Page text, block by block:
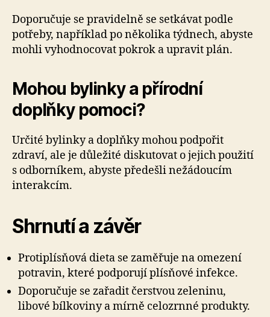
Doporučuje se pravidelně se setkávat podle
potřeby, například po několika týdnech, abyste
mohli vyhodnocovat pokrok a upravit plán.
Mohou bylinky a přírodní
doplňky pomoci?
Určité bylinky a doplňky mohou podpořit
zdraví, ale je důležité diskutovat o jejich použití
s odborníkem, abyste předešli nežádoucím
interakcím.
Shrnutí a závěr
Protiplísňová dieta se zaměřuje na omezení
potravin, které podporují plísňové infekce.
Doporučuje se zařadit čerstvou zeleninu,
libové bílkoviny a mírně celozrnné produkty.